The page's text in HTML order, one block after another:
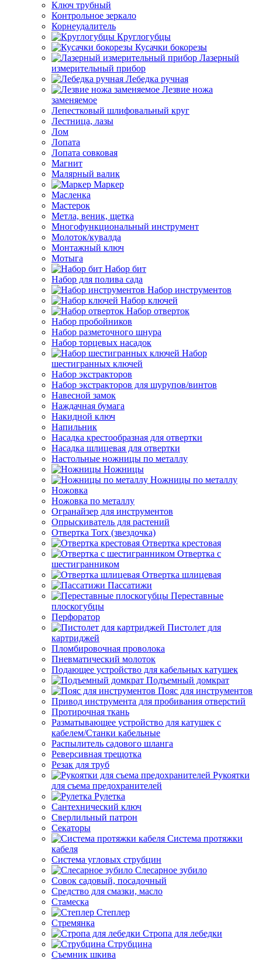
Ключ трубный
Контрольное зеркало
Корнеудалитель
Круглогубцы
Кусачки бокорезы
Лазерный
измерительный прибор
Лебедка ручная
Лезвие ножа
заменяемое
Лепестковый шлифовальный круг
Лестница, лазы
Лом
Лопата
Лопата совковая
Магнит
Малярный валик
Маркер
Масленка
Мастерок
Метла, веник, щетка
Многофункциональный инструмент
Молоток/кувалда
Монтажный ключ
Мотыга
Набор бит
Набор для полива сада
Набор инструментов
Набор ключей
Набор отверток
Набор пробойников
Набор разметочного шнура
Набор торцевых насадок
Набор
шестигранных ключей
Набор экстракторов
Набор экстракторов для шурупов/винтов
Навесной замок
Наждачная бумага
Накидной ключ
Напильник
Насадка крестообразная для отвертки
Насадка шлицевая для отвертки
Настольные ножницы по металлу
Ножницы
Ножницы по металлу
Ножовка
Ножовка по металлу
Огранайзер для инструментов
Опрыскиватель для растений
Отвертка Torx (звездочка)
Отвертка крестовая
Отвертка с
шестигранником
Отвертка шлицевая
Пассатижи
Переставные
плоскогубцы
Перфоратор
Пистолет для
картриджей
Пломбировочная проволока
Пневматический молоток
Подающее устройство для кабельных катушек
Подъемный домкрат
Пояс для инструментов
Привод инструмента для пробивания отверстий
Протирочная ткань
Разматывающее устройство для катушек с
кабелем/Станки кабельные
Распылитель садового шланга
Реверсивная трещотка
Резак для труб
Рукоятки
для съема предохранителей
Рулетка
Сантехнический ключ
Сверлильный патрон
Секаторы
Система протяжки
кабеля
Система угловых струбцин
Слесарное зубило
Совок садовый, посадочный
Средство для смазки, масло
Стамеска
Степлер
Стремянка
Стропа для лебедки
Струбцина
Съемник шкива